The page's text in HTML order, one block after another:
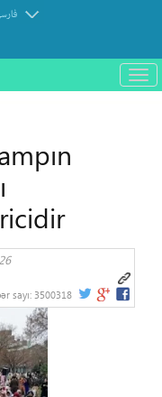
باز
و
sayı: 3500318